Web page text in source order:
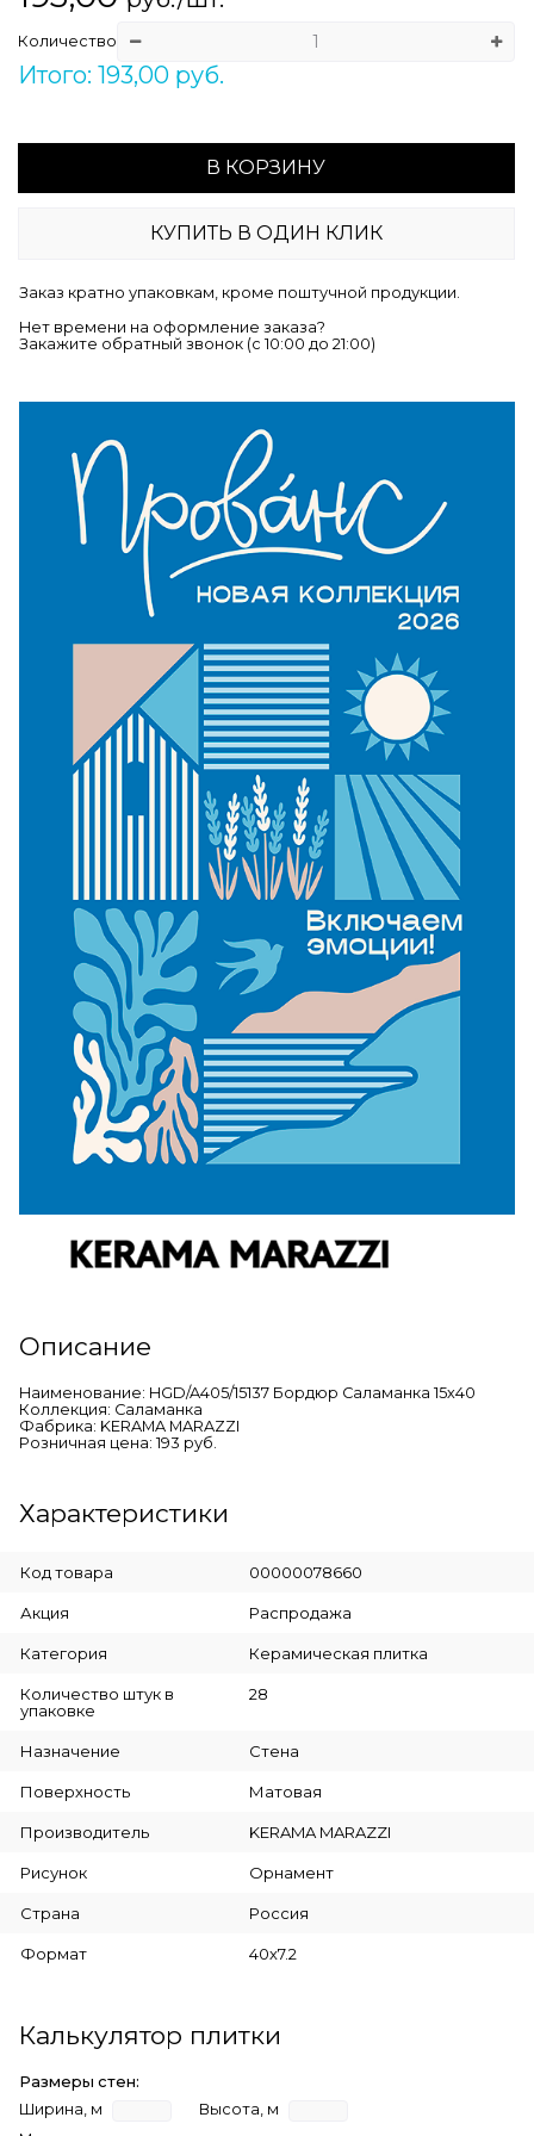
Количество
Итого: 193,00 руб.
В КОРЗИНУ
КУПИТЬ В ОДИН КЛИК
Заказ кратно упаковкам, кроме поштучной продукции.
Нет времени на оформление заказа?
Закажите обратный звонок (c 10:00 до 21:00)
Описание
Наименование: HGD/A405/15137 Бордюр Саламанка 15х40
Коллекция: Саламанка
Фабрика: KERAMA MARAZZI
Розничная цена: 193 руб.
Характеристики
Код товара 00000078660
Акция Распродажа
Категория Керамическая плитка
Количество штук в
упаковке
28
Назначение Стена
Поверхность Матовая
Производитель KERAMA MARAZZI
Рисунок Орнамент
Страна Россия
Формат 40х7.2
Калькулятор плитки
Размеры стен:
Ширина, м
Высота, м